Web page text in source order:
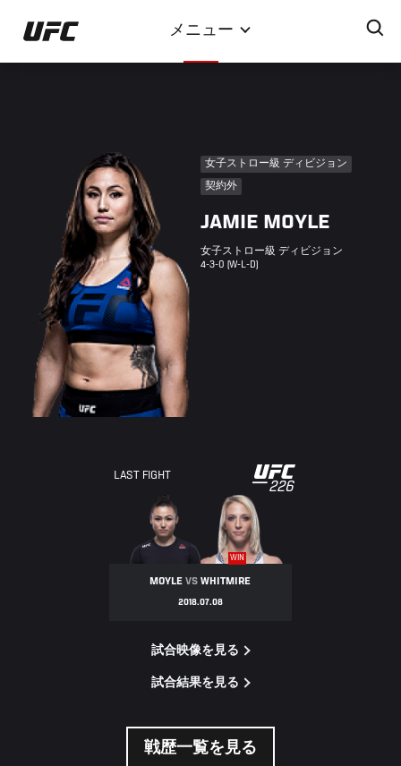
イ
ン
メニュー
女子ストロー級 ディビジョン
契約外
JAMIE MOYLE
女子ストロー級 ディビジョン
4-3-0 (W-L-D)
LAST FIGHT
UFC
226226
WIN
MOYLEVS WHITMIRE
2018.07.08
試合映像を見る
試合結果を見る
戦歴一覧を見る